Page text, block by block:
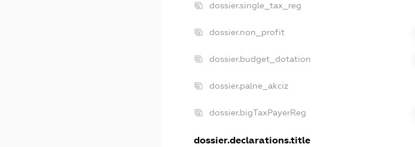
dossier.single_tax_reg
dossier.non_profit
dossier.budget_dotation
dossier.palne_akciz
dossier.bigTaxPayerReg
dossier.declarations.title